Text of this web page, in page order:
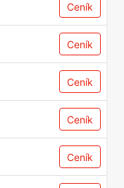
Ceník
Ceník
Ceník
Ceník
Ceník